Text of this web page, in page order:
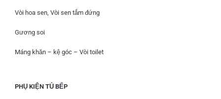
Vòi hoa sen, Vòi sen tắm đứng
Gương soi
Máng khăn – kệ góc – Vòi toilet
PHỤ KIỆN TỦ BẾP